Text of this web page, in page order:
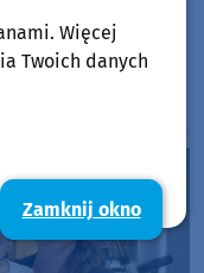
ścianie szkoły.
powstał
Więcej
Twoich danych
Zamknij okno